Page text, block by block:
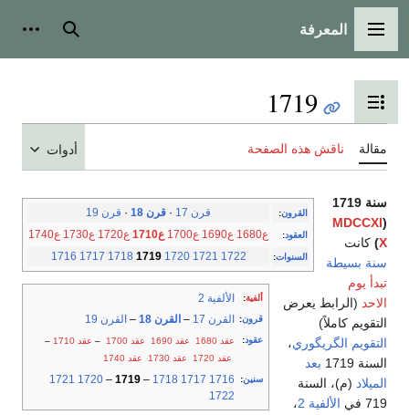
القائمة الرئيسية
المعرفة بحث
تبديل عرض جدول المحتويات
1719
مقالة ناقش هذه الصفحة أدوات
القرون: قرن 17 · قرن 18 · قرن 19
العقود: ع1680 ع1690 ع1700 ع1710 ع1720 ع1730 ع1740
السنوات:
1716 1717 1718 1719 1720 1721 1722
ألفية: الألفية 2
قرون: القرن 17 – القرن 18 – القرن 19
عقود: عقد 1680 عقد 1690 عقد 1700 – عقد 1710
–
عقد 1720
عقد 1730 عقد 1740
سنين:
1716
1717
1718
–
1719
–
1720
1721
1722
سنة 1719
(
MDCCXI
X
) كانت
سنة بسيطة
تبدأ يوم
الاحد (الرابط يعرض
التقويم كاملاً)
التقويم الگريگوري،
السنة 1719
بعد
الميلاد (م)، السنة
719 في
الألفية 2
،